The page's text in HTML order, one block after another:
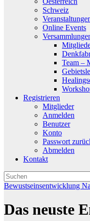
Schweiz
Online Events
Team –
Registrieren
Mitglieder
Anmelden
Benutzer
Konto
Passwort
Abmelden
Kontakt
Bewustseinsentwicklung
Das neuste